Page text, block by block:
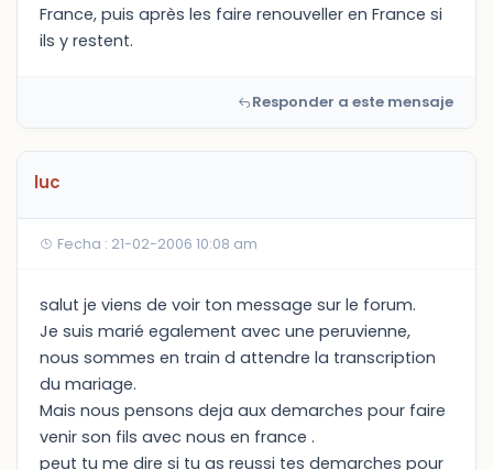
France, puis après les faire renouveller en France si
ils y restent.
Responder a este mensaje
luc
Fecha : 21-02-2006 10:08 am
salut je viens de voir ton message sur le forum.
Je suis marié egalement avec une peruvienne,
nous sommes en train d attendre la transcription
du mariage.
Mais nous pensons deja aux demarches pour faire
venir son fils avec nous en france .
peut tu me dire si tu as reussi tes demarches pour